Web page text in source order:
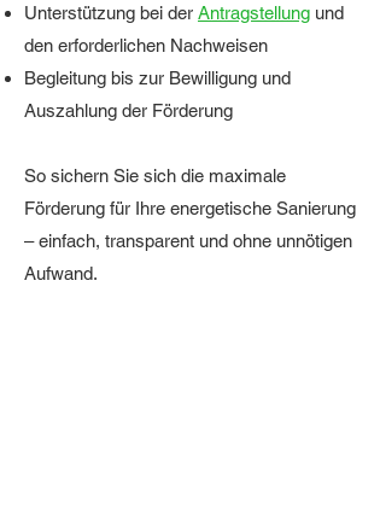
Unterstützung bei der Antragstellung und
den erforderlichen Nachweisen
Begleitung bis zur Bewilligung und
Auszahlung der Förderung
So sichern Sie sich die maximale
Förderung für Ihre energetische Sanierung
– einfach, transparent und ohne unnötigen
Aufwand.